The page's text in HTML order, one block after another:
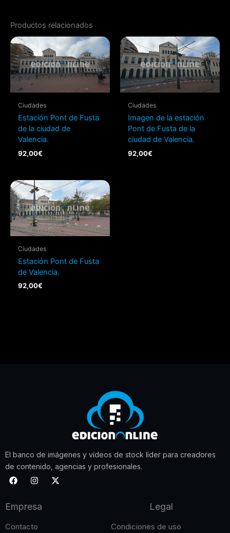
Productos relacionados
Ciudades
Estación Pont de Fusta
de la ciudad de
Valencia.
92,00€
Ciudades
Imagen de la estación
Pont de Fusta de la
ciudad de Valencia.
92,00€
Ciudades
Estación Pont de Fusta
de Valencia.
92,00€
El banco de imágenes y vídeos de stock líder para creadores
de contenido, agencias y profesionales.
F
a
b
o
I
n
a
r
X
-
Empresa
Contacto
Legal
Condiciones de uso